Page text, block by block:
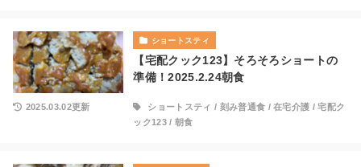
ショートスティ
【宅配クック123】そろそろショートの
準備！2025.2.24朝食
2025.03.02更新 ショートスティ / 刻み普通食 /在宅介護 /宅配ク
ック123/ 朝食